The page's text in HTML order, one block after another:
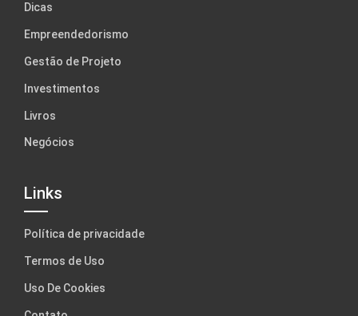
Dicas
Empreendedorismo
Gestão de Projeto
Investimentos
Livros
Negócios
Links
Política de privacidade
Termos de Uso
Uso De Cookies